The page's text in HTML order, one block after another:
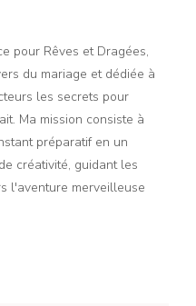
pour Rêves et Dragées,
du mariage et dédiée à
les secrets pour
Ma mission consiste à
préparatif en un
créativité, guidant les
l'aventure merveilleuse